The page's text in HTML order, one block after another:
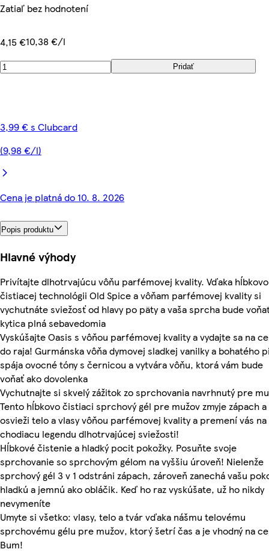
Zatiaľ bez hodnotení
4,15 €10,38 €/l
Pridať
3,99 € s Clubcard
(9,98 €/l)
Cena je platná do 10. 8. 2026
Popis produktu
Hlavné výhody
Privítajte dlhotrvajúcu vôňu parfémovej kvality. Vďaka hĺbkovo
čistiacej technológii Old Spice a vôňam parfémovej kvality si
vychutnáte sviežosť od hlavy po päty a vaša sprcha bude
kytica plná sebavedomia
Vyskúšajte Oasis s vôňou parfémovej kvality a vydajte sa na
do raja! Gurmánska vôňa dymovej sladkej vanilky a bohatého
spája ovocné tóny s černicou a vytvára vôňu, ktorá vám bude
voňať ako dovolenka
Vychutnajte si skvelý zážitok zo sprchovania navrhnutý pre
Tento hĺbkovo čistiaci sprchový gél pre mužov zmyje zápach a
osvieži telo a vlasy vôňou parfémovej kvality a premení vás na
chodiacu legendu dlhotrvajúcej sviežosti!
Hĺbkové čistenie a hladký pocit pokožky. Posuňte svoje
sprchovanie so sprchovým gélom na vyššiu úroveň! Nielenže
sprchový gél 3 v 1 odstráni zápach, zároveň zanechá vašu
hladkú a jemnú ako obláčik. Keď ho raz vyskúšate, už ho nikdy
nevymeníte
Umyte si všetko: vlasy, telo a tvár vďaka nášmu telovému
sprchovému gélu pre mužov, ktorý šetrí čas a je vhodný na
Bum!